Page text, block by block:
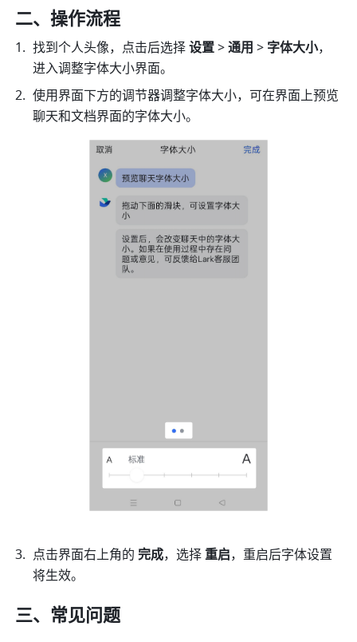
二、操作流程
找到个人头像，点击后选择 设置 > 通用 > 字体大小，
进入调整字体大小界面。
使用界面下方的调节器调整字体大小，可在界面上预览
聊天和文档界面的字体大小。
点击界面右上角的 完成，选择 重启，重启后字体设置
将生效。
三、常见问题